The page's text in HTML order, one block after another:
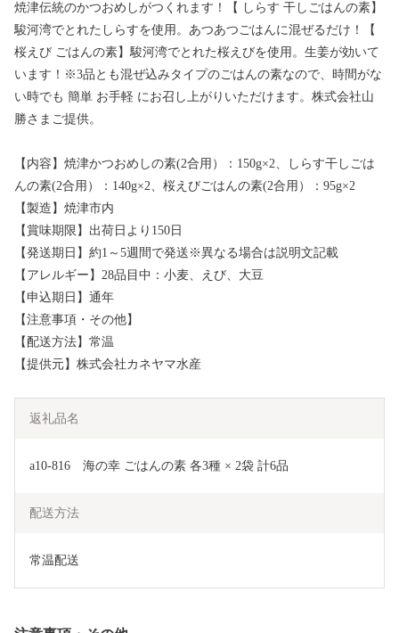
焼津伝統のかつおめしがつくれます！【 しらす 干しごはんの素】
駿河湾でとれたしらすを使用。あつあつごはんに混ぜるだけ！【
桜えび ごはんの素】駿河湾でとれた桜えびを使用。生姜が効いて
います！※3品とも混ぜ込みタイプのごはんの素なので、時間がな
い時でも 簡単 お手軽 にお召し上がりいただけます。株式会社山
勝さまご提供。
【内容】焼津かつおめしの素(2合用）：150g×2、しらす干しごは
んの素(2合用）：140g×2、桜えびごはんの素(2合用）：95g×2
【製造】焼津市内
【賞味期限】出荷日より150日
【発送期日】約1～5週間で発送※異なる場合は説明文記載
【アレルギー】28品目中：小麦、えび、大豆
【申込期日】通年
【注意事項・その他】
【配送方法】常温
【提供元】株式会社カネヤマ水産
返礼品名
a10-816　海の幸 ごはんの素 各3種 × 2袋 計6品
配送方法
常温配送